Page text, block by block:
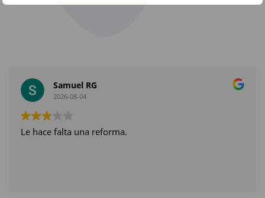
Samuel RG
2026-08-04
Le hace falta una reforma.